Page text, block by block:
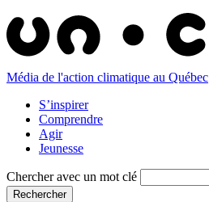
Média de l'action climatique au Québec
S’inspirer
Comprendre
Agir
Jeunesse
Chercher avec un mot clé
Rechercher